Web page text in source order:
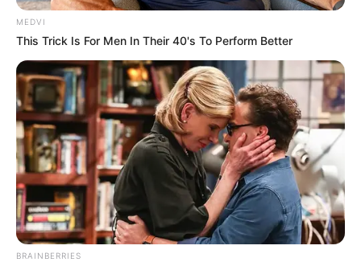
ดูดวงรายวัน
ดวงรายวัน 16 สิงหาคม
2565
ดูดวงรายวัน ประจำวันอังคาร 16 สิงหาคม 2565 คนวันอาทิตย์ ไพ่
ประจำวันของท่าน คือ ไพ่อำนาจ โชคลาภจะมาจากผู้ใหญ่ในที่ทำงาน
วันนี้ต้องระวังเรื่องความใจร้อน หงุดหงิดง่ายจะนำปัญหามาสู่ตัวเอง
เกณฑ์ชะตาโดดเด่นในด้านโชคลาภ มีเกณฑ์ได้รับเงินมาแบบฟลุ๊คๆ
ใครทำงานค้าขาย…
MEDVI
This Trick Is For Men In Their 40's To Perform Better
BRAINBERRIES